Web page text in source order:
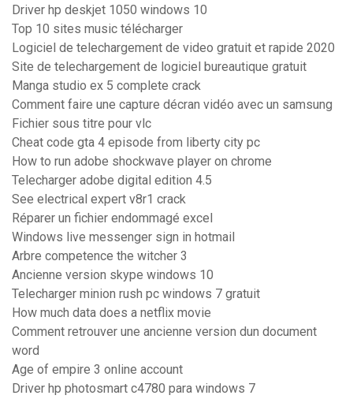
Driver hp deskjet 1050 windows 10
Top 10 sites music télécharger
Logiciel de telechargement de video gratuit et rapide 2020
Site de telechargement de logiciel bureautique gratuit
Manga studio ex 5 complete crack
Comment faire une capture décran vidéo avec un samsung
Fichier sous titre pour vlc
Cheat code gta 4 episode from liberty city pc
How to run adobe shockwave player on chrome
Telecharger adobe digital edition 4.5
See electrical expert v8r1 crack
Réparer un fichier endommagé excel
Windows live messenger sign in hotmail
Arbre competence the witcher 3
Ancienne version skype windows 10
Telecharger minion rush pc windows 7 gratuit
How much data does a netflix movie
Comment retrouver une ancienne version dun document
word
Age of empire 3 online account
Driver hp photosmart c4780 para windows 7